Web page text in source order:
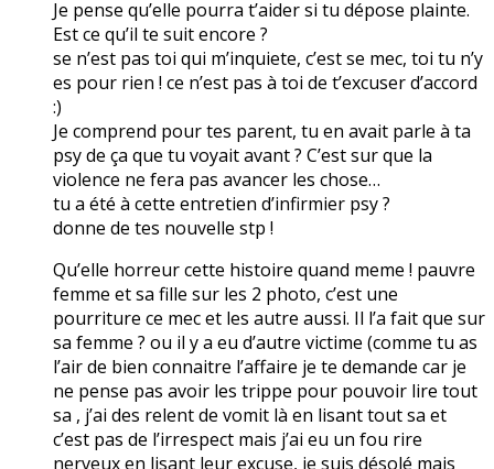
Je pense qu’elle pourra t’aider si tu dépose plainte.
Est ce qu’il te suit encore ?
se n’est pas toi qui m’inquiete, c’est se mec, toi tu n’y
es pour rien ! ce n’est pas à toi de t’excuser d’accord
:)
Je comprend pour tes parent, tu en avait parle à ta
psy de ça que tu voyait avant ? C’est sur que la
violence ne fera pas avancer les chose…
tu a été à cette entretien d’infirmier psy ?
donne de tes nouvelle stp !
Qu’elle horreur cette histoire quand meme ! pauvre
femme et sa fille sur les 2 photo, c’est une
pourriture ce mec et les autre aussi. Il l’a fait que sur
sa femme ? ou il y a eu d’autre victime (comme tu as
l’air de bien connaitre l’affaire je te demande car je
ne pense pas avoir les trippe pour pouvoir lire tout
sa , j’ai des relent de vomit là en lisant tout sa et
c’est pas de l’irrespect mais j’ai eu un fou rire
nerveux en lisant leur excuse, je suis désolé mais